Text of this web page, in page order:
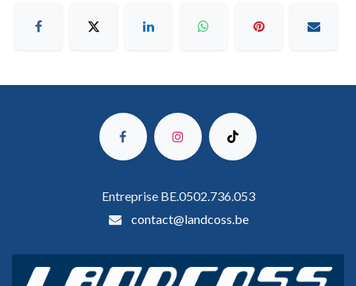
Entreprise BE.0502.736.053
contact@landcoss.be